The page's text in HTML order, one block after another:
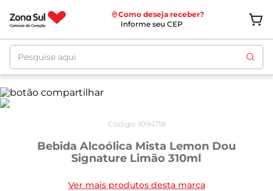
Como deseja receber?
Informe seu CEP
Pesquise aqui
Código: 1094718
Bebida Alcoólica Mista Lemon Dou
Signature Limão 310ml
Ver mais produtos desta marca